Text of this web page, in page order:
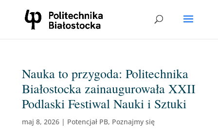
Nauka to przygoda: Politechnika
Białostocka zainaugurowała XXII
Podlaski Festiwal Nauki i Sztuki
maj 8, 2026| Potencjał PB, Poznajmy się